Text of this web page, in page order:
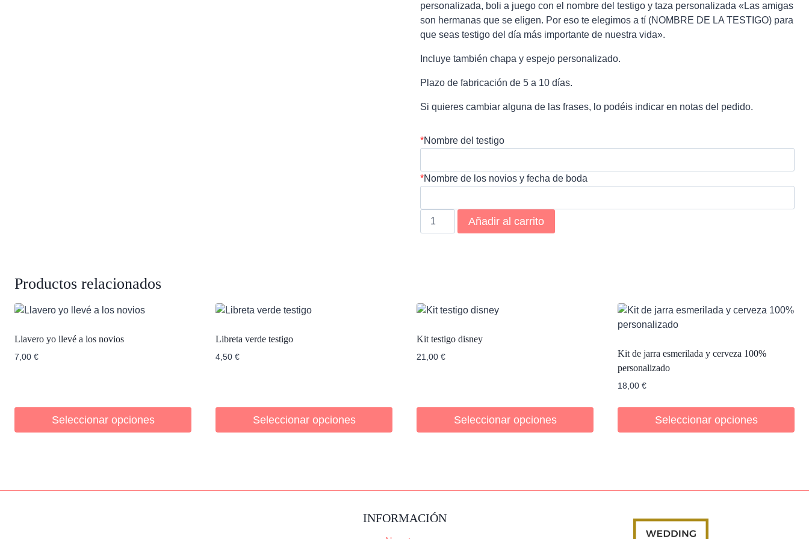
personalizada, boli a juego con el nombre del testigo y taza personalizada «Las amigas
son hermanas que se eligen. Por eso te elegimos a tí (NOMBRE DE LA TESTIGO) para
que seas testigo del día más importante de nuestra vida».
Incluye también chapa y espejo personalizado.
Plazo de fabricación de 5 a 10 días.
Si quieres cambiar alguna de las frases, lo podéis indicar en notas del pedido.
*Nombre del testigo
*Nombre de los novios y fecha de boda
testigo
y
chapa
Añadir al carrito
Productos relacionados
Llavero yo llevé a los novios
7,00 €
Seleccionar opciones
Libreta verde testigo
4,50 €
Seleccionar opciones
Kit testigo disney
21,00 €
Seleccionar opciones
Kit de jarra esmerilada y cerveza 100%
personalizado
18,00 €
Seleccionar opciones
INFORMACIÓN